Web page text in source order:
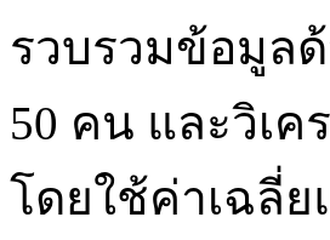
รวบรวมข้อมูล
50 คน และวิเ
โดยใช้ค่าเฉลี่ย